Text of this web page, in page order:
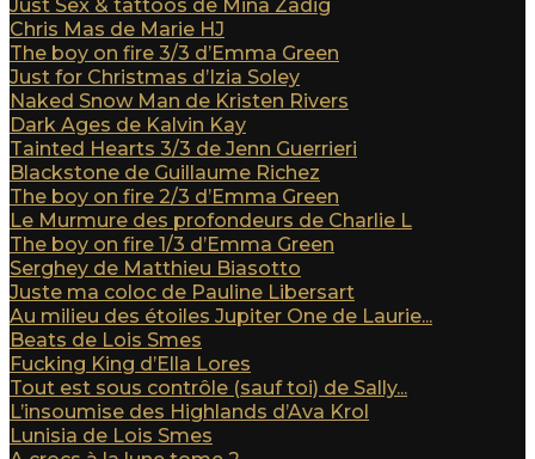
Just Sex & tattoos de Mina Zadig
Chris Mas de Marie HJ
The boy on fire 3/3 d’Emma Green
Just for Christmas d’Izia Soley
Naked Snow Man de Kristen Rivers
Dark Ages de Kalvin Kay
Tainted Hearts 3/3 de Jenn Guerrieri
Blackstone de Guillaume Richez
The boy on fire 2/3 d’Emma Green
Le Murmure des profondeurs de Charlie L
The boy on fire 1/3 d’Emma Green
Serghey de Matthieu Biasotto
Juste ma coloc de Pauline Libersart
Au milieu des étoiles Jupiter One de Laurie...
Beats de Lois Smes
Fucking King d’Ella Lores
Tout est sous contrôle (sauf toi) de Sally...
L’insoumise des Highlands d’Ava Krol
Lunisia de Lois Smes